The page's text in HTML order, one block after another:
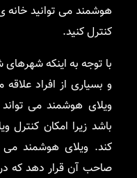
هوشمند می توانید خانه
کنترل کنید.
با توجه به اینکه شهرهای
و بسیاری از افراد
ویلای هوشمند می
باشد زیرا امکان کنترل
کند. ویلای هوشمند می
صاحب آن قرار دهد که